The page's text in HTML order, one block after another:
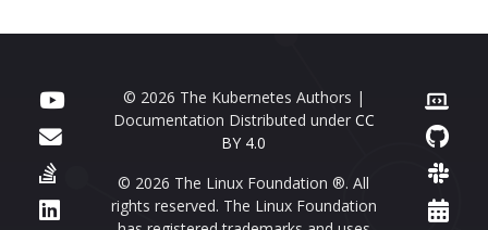
© 2026 The Kubernetes Authors |
Documentation Distributed under CC
BY 4.0
© 2026 The Linux Foundation ®. All
rights reserved. The Linux Foundation